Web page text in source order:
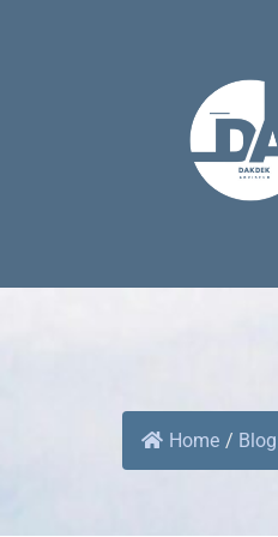
Home / Blog